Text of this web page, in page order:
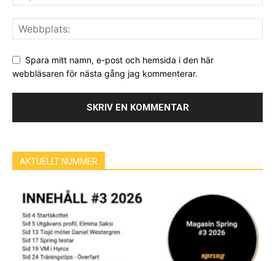
Spara mitt namn, e-post och hemsida i den här
webbläsaren för nästa gång jag kommenterar.
AKTUELLT NUMMER